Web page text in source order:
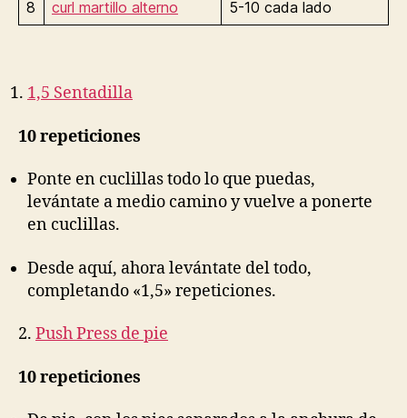
8 curl martillo alterno 5-10 cada lado
1,5 Sentadilla
10 repeticiones
Ponte en cuclillas todo lo que puedas,
levántate a medio camino y vuelve a ponerte
en cuclillas.
Desde aquí, ahora levántate del todo,
completando «1,5» repeticiones.
2. Push Press de pie
10 repeticiones